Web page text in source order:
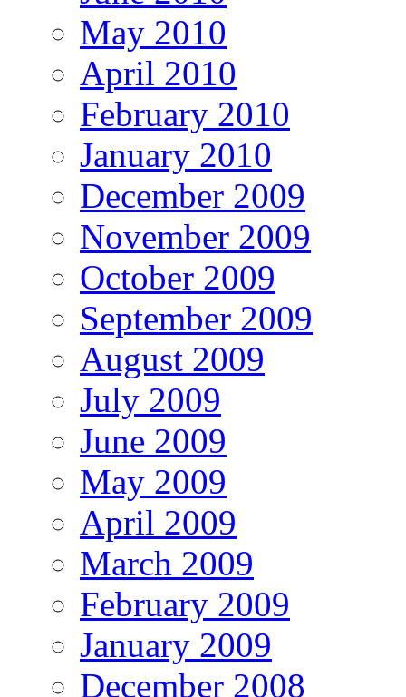
May 2010
April 2010
February 2010
January 2010
December 2009
November 2009
October 2009
September 2009
August 2009
July 2009
June 2009
May 2009
April 2009
March 2009
February 2009
January 2009
December 2008